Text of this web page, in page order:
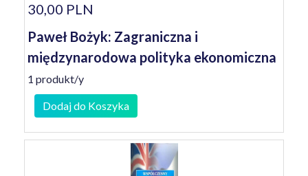
30,00 PLN
Paweł Bożyk: Zagraniczna i
międzynarodowa polityka ekonomiczna
1 produkt/y
Dodaj do Koszyka